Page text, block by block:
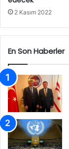
2 Kasım 2022
En Son Haberler